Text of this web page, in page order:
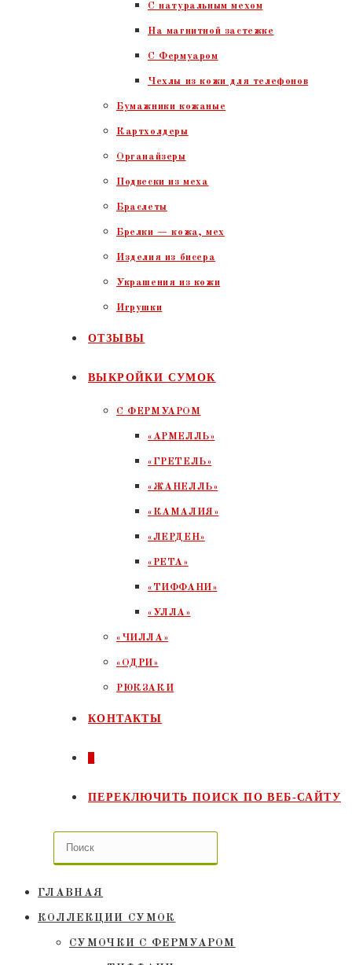
С натуральным мехом
На магнитной застежке
С Фермуаром
Чехлы из кожи для телефонов
Бумажники кожаные
Картхолдеры
Органайзеры
Подвески из меха
Браслеты
Брелки — кожа, мех
Изделия из бисера
Украшения из кожи
Игрушки
ОТЗЫВЫ
ВЫКРОЙКИ СУМОК
С ФЕРМУАРОМ
«АРМЕЛЛЬ»
«ГРЕТЕЛЬ»
«ЖАНЕЛЛЬ»
«КАМАЛИЯ»
«ЛЕРДЕН»
«РЕТА»
«ТИФФАНИ»
«УЛЛА»
«ЧИЛЛА»
«ОДРИ»
РЮКЗАКИ
КОНТАКТЫ
ПЕРЕКЛЮЧИТЬ ПОИСК ПО ВЕБ-САЙТУ
ГЛАВНАЯ
КОЛЛЕКЦИИ СУМОК
СУМОЧКИ C ФЕРМУАРОМ